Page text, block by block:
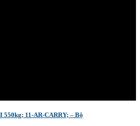
550kg; 11-AR-CARRY; – Bộ